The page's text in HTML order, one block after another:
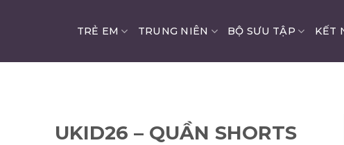
TRẺ EM TRUNG NIÊN BỘ SƯU TẬP KẾT
UKID26 – QUẦN SHORTS